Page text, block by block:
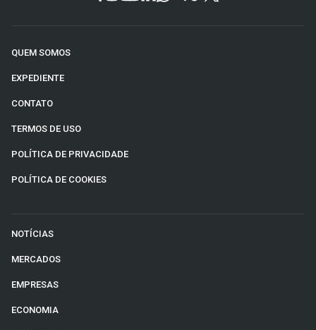
Expediente
Contato
QUEM SOMOS
EXPEDIENTE
CONTATO
TERMOS DE USO
POLÍTICA DE PRIVACIDADE
POLÍTICA DE COOKIES
NOTÍCIAS
MERCADOS
EMPRESAS
ECONOMIA